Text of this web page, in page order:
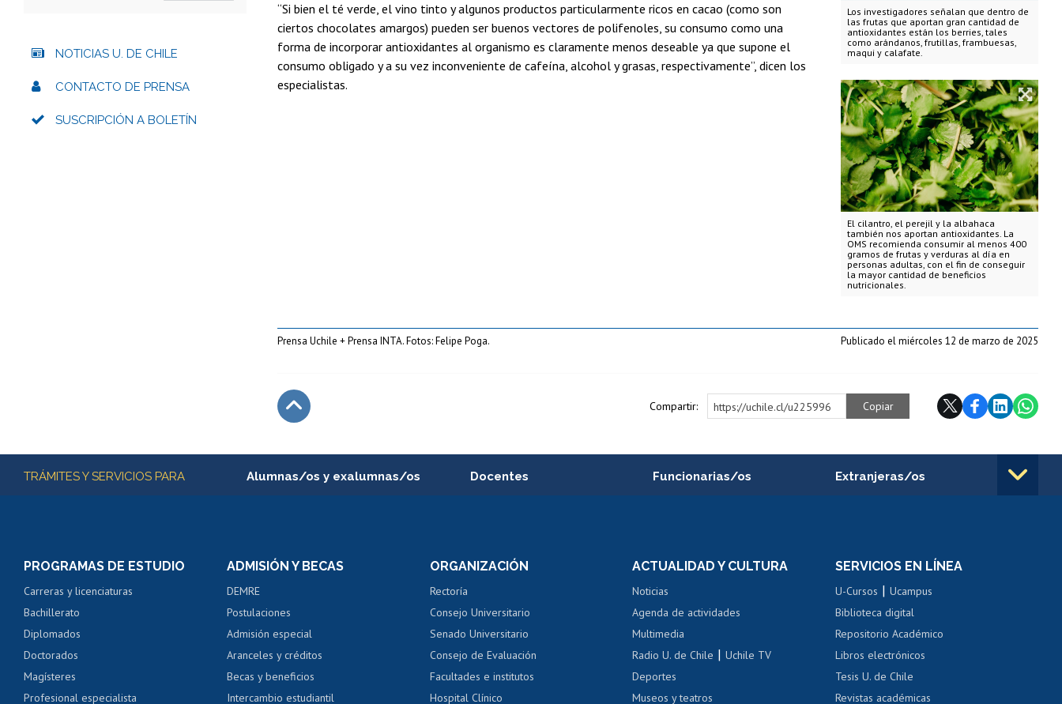
Los investigadores señalan que dentro de
las frutas que aportan gran cantidad de
antioxidantes están los berries, tales
como arándanos, frutillas, frambuesas,
maqui y calafate.
El cilantro, el perejil y la albahaca
también nos aportan antioxidantes. La
OMS recomienda consumir al menos 400
gramos de frutas y verduras al día en
personas adultas, con el fin de conseguir
la mayor cantidad de beneficios
nutricionales.
“Si bien el té verde, el vino tinto y algunos productos particularmente ricos en cacao (como son
ciertos chocolates amargos) pueden ser buenos vectores de polifenoles, su consumo como una
forma de incorporar antioxidantes al organismo es claramente menos deseable ya que supone el
consumo obligado y a su vez inconveniente de cafeína, alcohol y grasas, respectivamente”, dicen los
especialistas.
Prensa Uchile + Prensa INTA. Fotos: Felipe Poga. Publicado el miércoles 12 de marzo de 2025
Compartir: https://uchile.cl/u225996 Copiar
NOTICIAS U. DE CHILE
CONTACTO DE PRENSA
SUSCRIPCIÓN A BOLETÍN
Más información
TRÁMITES Y SERVICIOS PARA Alumnas/os y exalumnas/os
Consulta y certificado de notas
Servicio médico y dental
Pago de arancel y crédito alumnos
Pago de arancel y crédito exalumnos
Certificado de títulos y grados
Docentes
Perfeccionamiento
Evaluación docente
Calificación académica
Postulación al AUCAI
Funcionarias/os
Portal de movilidad interna
Certificado de renta
Certificado de renta
Gestión de correo uchile
Extranjeras/os
Movilidad Estudiantil
Cursos de español
PROGRAMAS DE ESTUDIO
Carreras y licenciaturas
Bachillerato
Diplomados
Doctorados
Magísteres
Profesional especialista
ADMISIÓN Y BECAS
DEMRE
Postulaciones
Admisión especial
Aranceles y créditos
Becas y beneficios
Intercambio estudiantil
ORGANIZACIÓN
Rectoría
Consejo Universitario
Senado Universitario
Consejo de Evaluación
Facultades e institutos
Hospital Clínico
ACTUALIDAD Y CULTURA
Noticias
Agenda de actividades
Multimedia
Radio U. de Chile |Uchile TV
Deportes
Museos y teatros
SERVICIOS EN LÍNEA
U-Cursos |Ucampus
Biblioteca digital
Repositorio Académico
Libros electrónicos
Tesis U. de Chile
Revistas académicas